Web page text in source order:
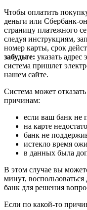
Чтобы оплатить
деньги или Сбербанк-
страницу платежного
следуя инструкциям,
номер карты, срок
забудьте: указать
система пришлет
нашем сайте.
Система может
причинам:
если ваш банк не
на карте
банк не
истекло время
в данных была
В этом случае вы
минут,
банк для решения
Если по какой-то